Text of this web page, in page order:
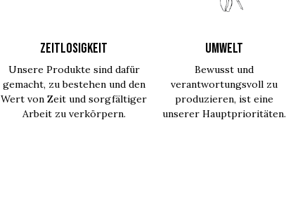
ZEITLOSIGKEIT
Unsere Produkte sind dafür
gemacht, zu bestehen und den
Wert von Zeit und sorgfältiger
Arbeit zu verkörpern.
UMWELT
Bewusst und
verantwortungsvoll zu
produzieren, ist eine
unserer Hauptprioritäten.